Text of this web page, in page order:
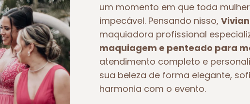
um momento em que toda
impecável. Pensando nisso,
maquiadora profissional
maquiagem e penteado para
atendimento completo e
sua beleza de forma elegante,
harmonia com o evento.